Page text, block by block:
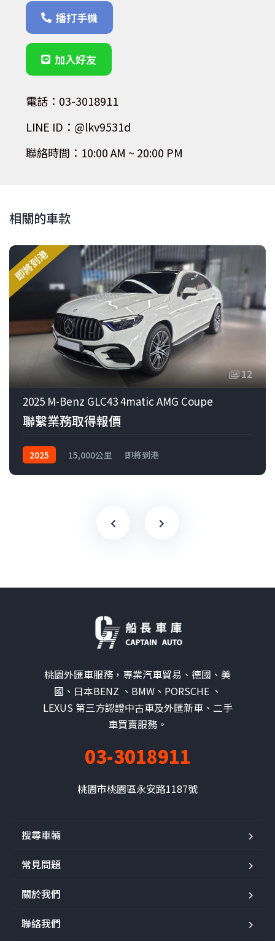
播打手機
加入好友
電話：03-3018911
LINE ID：@lkv9531d
聯絡時間：10:00 AM ~ 20:00 PM
相關的車款
即將到港
12
2025 M-Benz GLC43 4matic AMG Coupe
聯繫業務取得報價
2025 15,000公里 即將到港
桃園外匯車服務，專業汽車貿易、德國、美
國、日本BENZ 、BMW、PORSCHE 、
LEXUS 第三方認證中古車及外匯新車、二手
車買賣服務。
03-3018911
桃園市桃園區永安路1187號
搜尋車輛
常見問題
關於我們
聯絡我們